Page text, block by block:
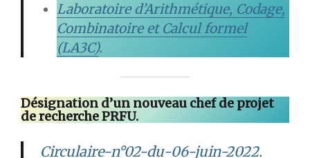
Laboratoire d’Arithmétique, Codage,
Combinatoire et Calcul formel
(LA3C).
Désignation d’un nouveau chef de projet
de recherche PRFU.
Circulaire-n°02-du-06-juin-2022.